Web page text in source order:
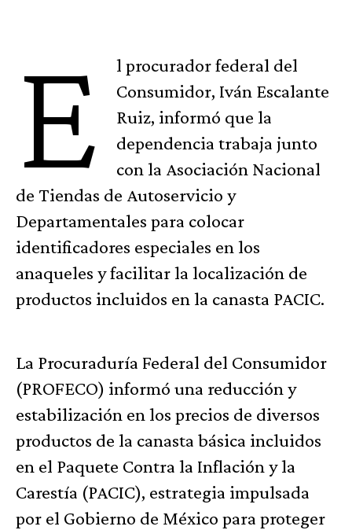
E
l procurador federal del
Consumidor, Iván Escalante
Ruiz, informó que la
dependencia trabaja junto
con la Asociación Nacional
de Tiendas de Autoservicio y
Departamentales para colocar
identificadores especiales en los
anaqueles y facilitar la localización de
productos incluidos en la canasta PACIC.
La Procuraduría Federal del Consumidor
(PROFECO) informó una reducción y
estabilización en los precios de diversos
productos de la canasta básica incluidos
en el Paquete Contra la Inflación y la
Carestía (PACIC), estrategia impulsada
por el Gobierno de México para proteger